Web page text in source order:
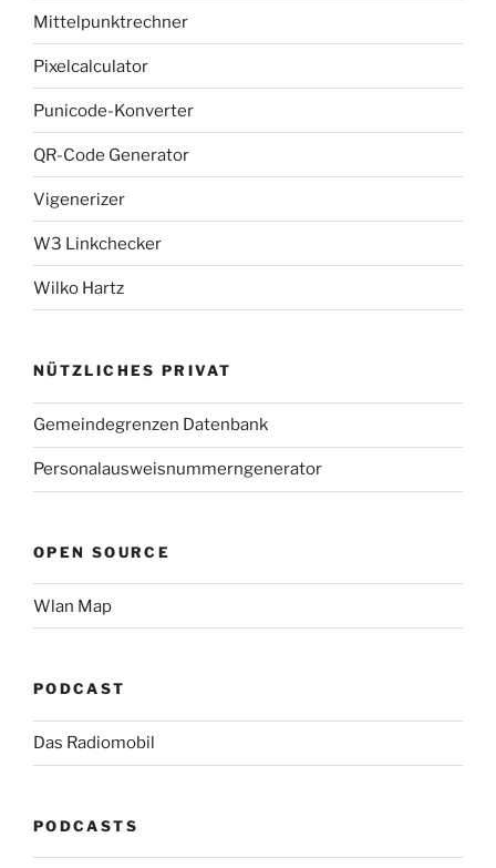
Mittelpunktrechner
Pixelcalculator
Punicode-Konverter
QR-Code Generator
Vigenerizer
W3 Linkchecker
Wilko Hartz
NÜTZLICHES PRIVAT
Gemeindegrenzen Datenbank
Personalausweisnummerngenerator
OPEN SOURCE
Wlan Map
PODCAST
Das Radiomobil
PODCASTS